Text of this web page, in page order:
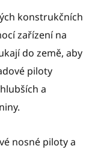
konstrukčních
zařízení na
do země, aby
piloty
a
nosné piloty a